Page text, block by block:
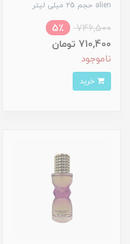
alien حجم 25 میلی لیتر
746,500
5٪
710,400 تومان
ناموجود